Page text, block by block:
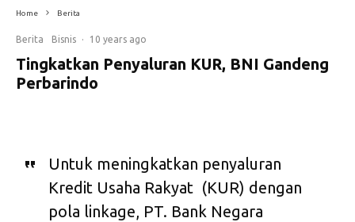
Home Berita
Berita Bisnis · 10 years ago
Tingkatkan Penyaluran KUR, BNI Gandeng
Perbarindo
Untuk meningkatkan penyaluran
Kredit Usaha Rakyat (KUR) dengan
pola linkage, PT. Bank Negara